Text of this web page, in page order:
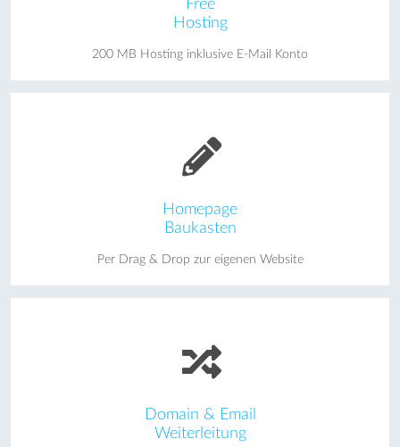
Free
Hosting
200 MB Hosting inklusive E-Mail Konto
Homepage
Baukasten
Per Drag & Drop zur eigenen Website
Domain & Email
Weiterleitung